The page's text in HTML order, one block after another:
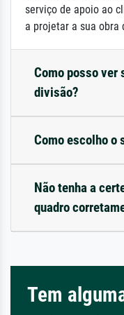
serviço de apoio ao
a projetar a sua obra
Como posso ver
divisão?
Como escolho o
Não tenha a
quadro
Tem